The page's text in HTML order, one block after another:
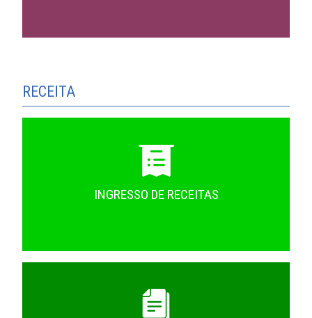
RECEITA
INGRESSO DE RECEITAS